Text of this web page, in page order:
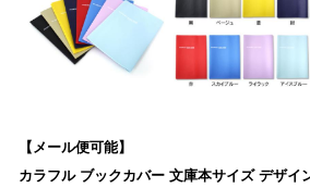
【メール便可能】
カラフル ブックカバー 文庫本サイズ デザイ